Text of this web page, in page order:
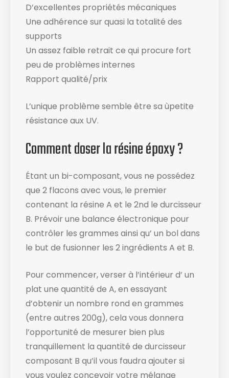
D’excellentes propriétés mécaniques
Une adhérence sur quasi la totalité des
supports
Un assez faible retrait ce qui procure fort
peu de problèmes internes
Rapport qualité/prix
L’unique problème semble être sa ùpetite
résistance aux UV.
Comment doser la résine époxy ?
Étant un bi-composant, vous ne possédez
que 2 flacons avec vous, le premier
contenant la résine A et le 2nd le durcisseur
B. Prévoir une balance électronique ​pour
contrôler les grammes ainsi qu’ un bol dans
le but de fusionner les 2 ingrédients A et B.
Pour commencer, verser à l’intérieur d’ un
plat une quantité de A, en essayant
d’obtenir un nombre rond en grammes
(entre autres 200g), cela vous donnera
l’opportunité de mesurer bien plus
tranquillement la quantité de durcisseur
composant B qu’il vous faudra ajouter si
vous voulez concevoir votre mélange